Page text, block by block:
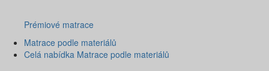
Prémiové matrace
Matrace podle materiálů
Celá nabídka Matrace podle materiálů